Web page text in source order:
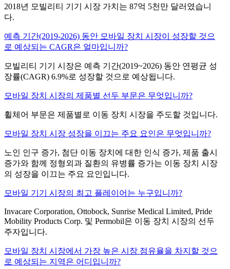
2018년 모빌리티 기기 시장 가치는 87억 5천만 달러였습니
다.
예측 기간(2019-2026) 동안 모바일 장치 시장이 성장할 것으
로 예상되는 CAGR은 얼마입니까?
모빌리티 기기 시장은 예측 기간(2019~2026) 동안 연평균 성
장률(CAGR) 6.9%로 성장할 것으로 예상됩니다.
모바일 장치 시장의 제품별 선두 부문은 무엇입니까?
휠체어 부문은 제품별로 이동 장치 시장을 주도할 것입니다.
모바일 장치 시장 성장을 이끄는 주요 요인은 무엇입니까?
노인 인구 증가, 첨단 이동 장치에 대한 인식 증가, 제품 출시
증가와 함께 정형외과 질환의 유병률 증가는 이동 장치 시장
의 성장을 이끄는 주요 요인입니다.
모바일 기기 시장의 최고 플레이어는 누구입니까?
Invacare Corporation, Ottobock, Sunrise Medical Limited, Pride
Mobility Products Corp. 및 Permobil은 이동 장치 시장의 선두
주자입니다.
모바일 장치 시장에서 가장 높은 시장 점유율을 차지할 것으
로 예상되는 지역은 어디입니까?